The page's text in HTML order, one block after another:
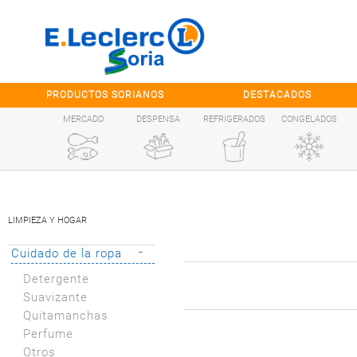
PRODUCTOS SORIANOS DESTACADOS
MERCADO DESPENSA REFRIGERADOS CONGELADOS
LIMPIEZA Y HOGAR
Cuidado de la ropa -
Detergente
Suavizante
Quitamanchas
Perfume
Otros